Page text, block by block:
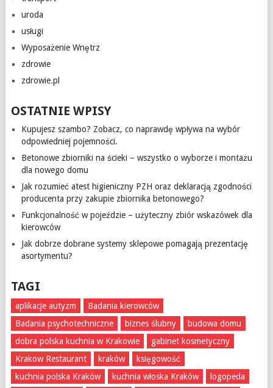
uroda
usługi
Wyposażenie Wnętrz
zdrowie
zdrowie.pl
OSTATNIE WPISY
Kupujesz szambo? Zobacz, co naprawdę wpływa na wybór
odpowiedniej pojemności.
Betonowe zbiorniki na ścieki – wszystko o wyborze i montażu
dla nowego domu
Jak rozumieć atest higieniczny PZH oraz deklaracją zgodności
producenta przy zakupie zbiornika betonowego?
Funkcjonalność w pojeździe – użyteczny zbiór wskazówek dla
kierowców
Jak dobrze dobrane systemy sklepowe pomagają prezentację
asortymentu?
TAGI
aplikacje autyzm
Badania kierowców
Badania psychotechniczne
biznes ślubny
budowa domu
dobra polska kuchnia w Krakowie
gabinet kosmetyczny
Krakow Restaurant
kraków
księgowość
kuchnia polska Kraków
kuchnia włoska Kraków
logopeda